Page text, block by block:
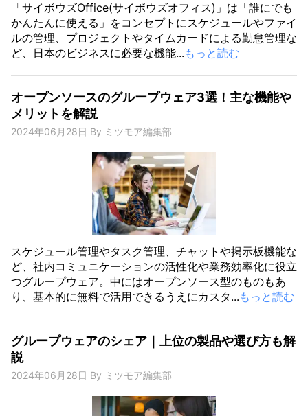
「サイボウズOffice(サイボウズオフィス)」は「誰にでも
かんたんに使える」をコンセプトにスケジュールやファイ
ルの管理、プロジェクトやタイムカードによる勤怠管理な
ど、日本のビジネスに必要な機能... もっと読む
オープンソースのグループウェア3選！主な機能や
メリットを解説
2024年06月28日 By ミツモア編集部
スケジュール管理やタスク管理、チャットや掲示板機能な
ど、社内コミュニケーションの活性化や業務効率化に役立
つグループウェア。中にはオープンソース型のものもあ
り、基本的に無料で活用できるうえにカスタ... もっと読む
グループウェアのシェア｜上位の製品や選び方も解
説
2024年06月28日 By ミツモア編集部